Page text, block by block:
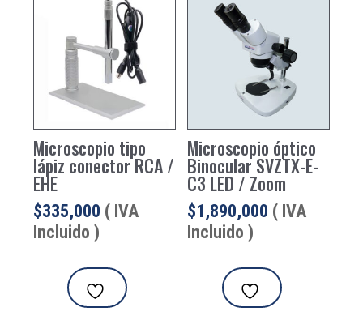
Microscopio tipo
lápiz conector RCA /
EHE
$335,000 ( IVA
Incluido )
Microscopio óptico
Binocular SVZTX-E-
C3 LED / Zoom
$1,890,000 ( IVA
Incluido )